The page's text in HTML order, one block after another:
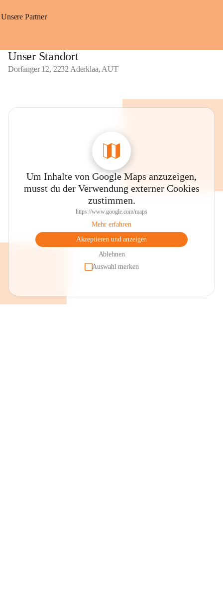
Unsere Partner
Unser Standort
Dorfanger 12, 2232 Aderklaa, AUT
Um Inhalte von Google Maps anzuzeigen,
musst du der Verwendung externer Cookies
zustimmen.
https://www.google.com/maps
Mehr erfahren
Akzeptieren und anzeigen
Ablehnen
Auswahl merken